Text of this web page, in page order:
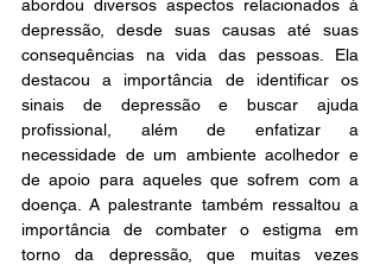
abordou diversos aspectos relacionados à
depressão, desde suas causas até suas
consequências na vida das pessoas. Ela
destacou a importância de identificar os
sinais de depressão e buscar ajuda
profissional, além de enfatizar a
necessidade de um ambiente acolhedor e
de apoio para aqueles que sofrem com a
doença. A palestrante também ressaltou a
importância de combater o estigma em
torno da depressão, que muitas vezes